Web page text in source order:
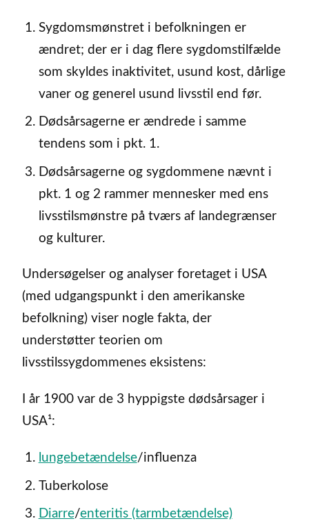
Sygdomsmønstret i befolkningen er
ændret; der er i dag flere sygdomstilfælde
som skyldes inaktivitet, usund kost, dårlige
vaner og generel usund livsstil end før.
Dødsårsagerne er ændrede i samme
tendens som i pkt. 1.
Dødsårsagerne og sygdommene nævnt i
pkt. 1 og 2 rammer mennesker med ens
livsstilsmønstre på tværs af landegrænser
og kulturer.
Undersøgelser og analyser foretaget i USA
(med udgangspunkt i den amerikanske
befolkning) viser nogle fakta, der
understøtter teorien om
livsstilssygdommenes eksistens:
I år 1900 var de 3 hyppigste dødsårsager i
USA¹:
lungebetændelse/influenza
Tuberkolose
Diarre/enteritis (tarmbetændelse)